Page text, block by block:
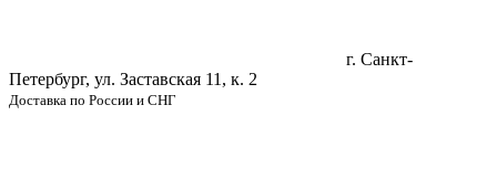
г. Санкт-
Петербург, ул. Заставская 11, к. 2
Доставка по России и СНГ